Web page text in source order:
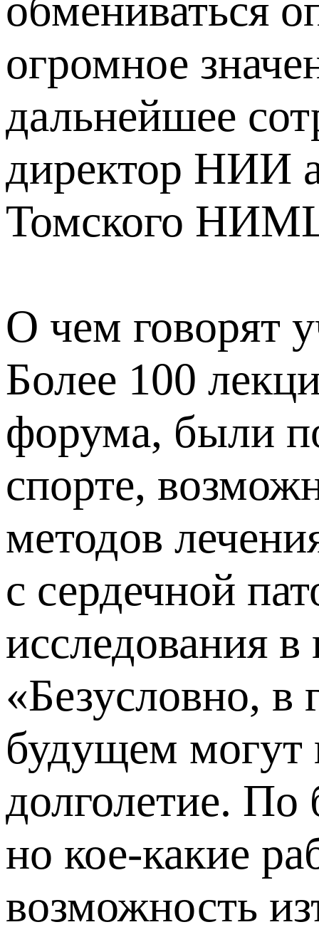
обмениваться
огромное
дальнейшее
директор НИИ
Томского
О чем говорят
Более 100
форума, были
спорте,
методов
с сердечной
исследования в
«Безусловно, в
будущем могут
долголетие. По
но кое-какие
возможность